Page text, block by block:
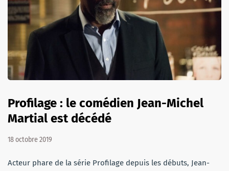
Profilage : le comédien Jean-Michel
Martial est décédé
18 octobre 2019
Acteur phare de la série Profilage depuis les débuts, Jean-